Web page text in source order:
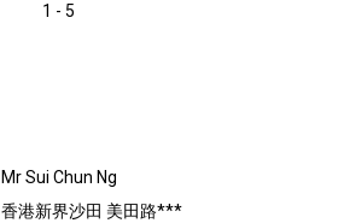
1 - 5
Mr Sui Chun Ng
香港新界沙田 美田路***